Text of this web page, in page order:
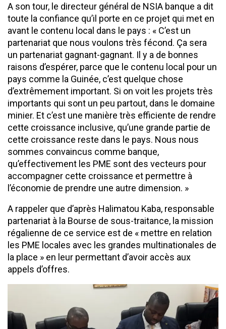
A son tour, le directeur général de NSIA banque a dit
toute la confiance qu’il porte en ce projet qui met en
avant le contenu local dans le pays : « C’est un
partenariat que nous voulons très fécond. Ça sera
un partenariat gagnant-gagnant. Il y a de bonnes
raisons d’espérer, parce que le contenu local pour un
pays comme la Guinée, c’est quelque chose
d’extrêmement important. Si on voit les projets très
importants qui sont un peu partout, dans le domaine
minier. Et c’est une manière très efficiente de rendre
cette croissance inclusive, qu’une grande partie de
cette croissance reste dans le pays. Nous nous
sommes convaincus comme banque,
qu’effectivement les PME sont des vecteurs pour
accompagner cette croissance et permettre à
l’économie de prendre une autre dimension. »
A rappeler que d’après Halimatou Kaba, responsable
partenariat à la Bourse de sous-traitance, la mission
régalienne de ce service est de « mettre en relation
les PME locales avec les grandes multinationales de
la place » en leur permettant d’avoir accès aux
appels d’offres.